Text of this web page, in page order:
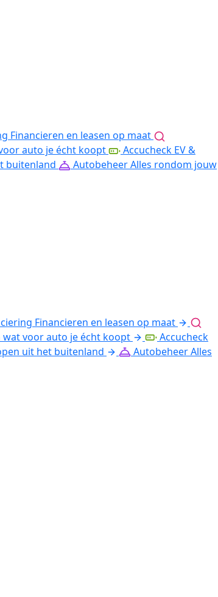
Financieren en leasen op maat
auto je écht koopt
Accucheck EV &
buitenland AutobeheerAlles rondom jouw
Financieren en leasen op maat
wat voor auto je écht koopt
Accucheck
uit het buitenland AutobeheerAlles